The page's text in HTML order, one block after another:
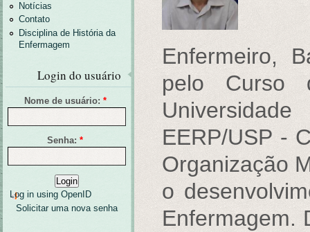
Enfermeiro,
pelo Curso
EERP/USP -
Organização
o
Enfermagem.
Notícias
Contato
Disciplina de História da
Enfermagem
Login do usuário
Nome de usuário: *
Senha: *
Log in using OpenID
Solicitar uma nova senha